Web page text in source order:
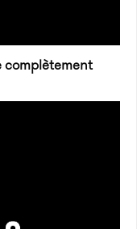
complètement